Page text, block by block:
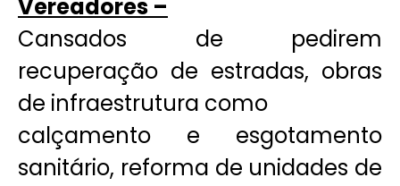
Vereadores –
Cansados de pedirem
recuperação de estradas, obras
de infraestrutura como
calçamento e esgotamento
sanitário, reforma de unidades de